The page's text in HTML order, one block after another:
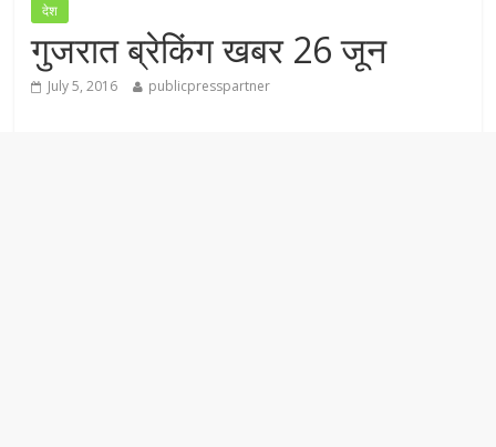
देश
गुजरात ब्रेकिंग खबर 26 जून
July 5, 2016 publicpresspartner